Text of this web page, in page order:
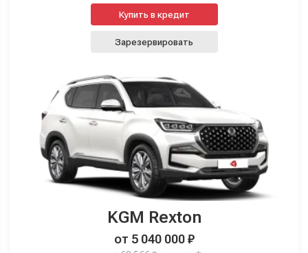
Купить в кредит
Зарезервировать
KGM Rexton
от 5 040 000 ₽